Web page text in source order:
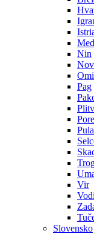
Nin
Pag
Pula
Vir
Slovensko